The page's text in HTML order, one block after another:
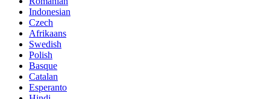
Indonesian
Czech
Afrikaans
Swedish
Polish
Basque
Catalan
Esperanto